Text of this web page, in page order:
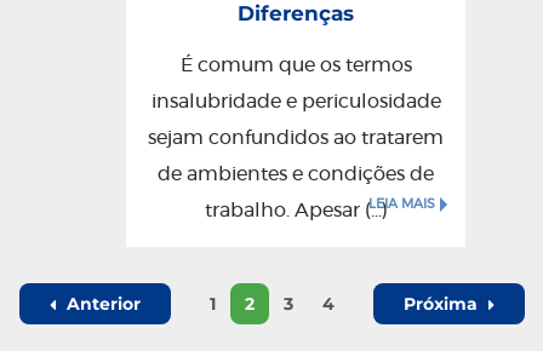
Diferenças
É comum que os termos
insalubridade e periculosidade
sejam confundidos ao tratarem
de ambientes e condições de
trabalho. Apesar (...)LEIA MAIS
Anterior 1 2 3 4 Próxima